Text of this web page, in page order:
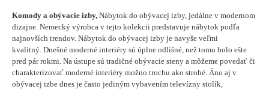
Komody a obývacie izby, Nábytok do obývacej izby, jedálne v modernom
dizajne. Nemecký výrobca v tejto kolekcii predstavuje nábytok podľa
najnovších trendov. Nábytok do obývacej izby je navyše veľmi
kvalitný. Dnešné moderné interiéry sú úplne odlišné, než tomu bolo ešte
pred pár rokmi. Na ústupe sú tradičné obývacie steny a môžeme povedať či
charakterizovať moderné interiéry možno trochu ako strohé. Áno aj v
obývacej izbe dnes je často jediným vybavením televízny stolík,